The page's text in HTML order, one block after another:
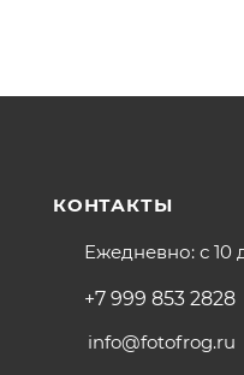
КОНТАКТЫ
Ежедневно: с 10
+7 999 853 2828
info@fotofrog.ru